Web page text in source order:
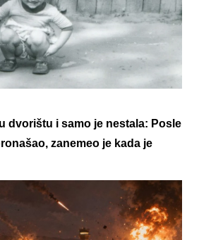
dvorištu i samo je nestala: Posle
zanemeo je kada je